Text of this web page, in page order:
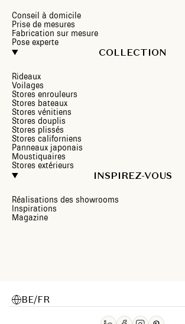
Conseil à domicile
Prise de mesures
Fabrication sur mesure
Pose experte
COLLECTION
Rideaux
Voilages
Stores enrouleurs
Stores bateaux
Stores vénitiens
Stores douplis
Stores plissés
Stores californiens
Panneaux japonais
Moustiquaires
Stores extérieurs
INSPIREZ-VOUS
Réalisations des showrooms
Inspirations
Magazine
BE/FR